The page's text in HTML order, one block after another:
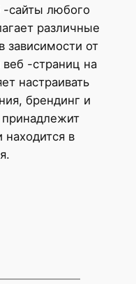
-сайты любого
различные
зависимости от
-страниц на
настраивать
брендинг и
принадлежит
находится в